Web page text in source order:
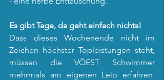
Es gibt Tage, da geht einfach nichts!
Dass dieses Wochenende nicht im
Zeichen höchster Topleistungen steht,
müssen die VÖEST Schwimmer
mehrmals am eigenen Leib erfahren.